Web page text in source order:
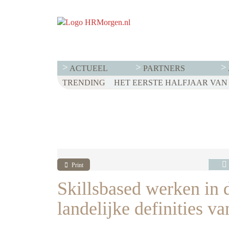
ACTUEEL PARTNERS
TRENDING WET LOONTRANSPARANTIE:
HET EERSTE HALFJAAR
VOOR EEN SUCCESVOL
Print
Skillsbased werken
landelijke definities